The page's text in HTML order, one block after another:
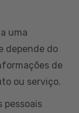
uma
depende do
de
ou serviço.
pessoais